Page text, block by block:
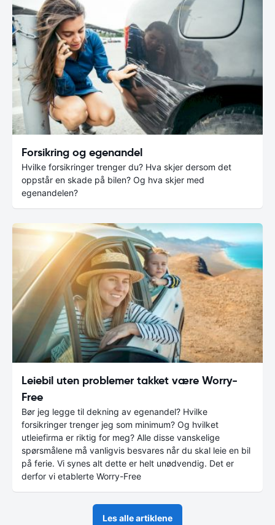
Forsikring og egenandel
Hvilke forsikringer trenger du? Hva skjer dersom det
oppstår en skade på bilen? Og hva skjer med
egenandelen?
Leiebil uten problemer takket være Worry-
Free
Bør jeg legge til dekning av egenandel? Hvilke
forsikringer trenger jeg som minimum? Og hvilket
utleiefirma er riktig for meg? Alle disse vanskelige
spørsmålene må vanligvis besvares når du skal leie en bil
på ferie. Vi synes alt dette er helt unødvendig. Det er
derfor vi etablerte Worry-Free
Les alle artiklene